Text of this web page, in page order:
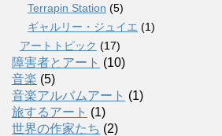
Terrapin Station (5)
ギャルリー・ジュイエ (1)
アートトピック (17)
障害者とアート (10)
音楽 (5)
音楽アルバムアート (1)
旅するアート (1)
世界の作家たち (2)